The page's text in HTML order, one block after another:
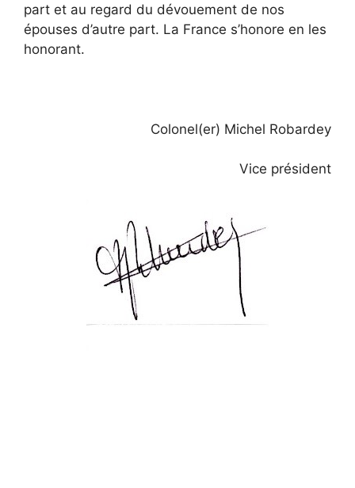
part et au regard du dévouement de nos
épouses d’autre part. La France s’honore en les
honorant.
Colonel(er) Michel Robardey
Vice président